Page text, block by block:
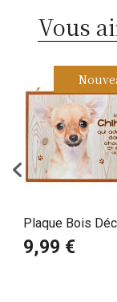
Vous
Plaque Bois
Chihuahua Poil
9,99 €